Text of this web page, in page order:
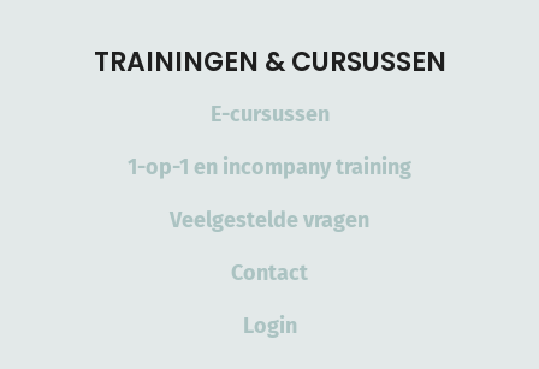
TRAININGEN & CURSUSSEN
E-cursussen
1-op-1 en incompany training
Veelgestelde vragen
Contact
Login